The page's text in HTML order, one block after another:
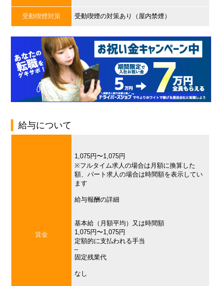
受動喫煙対策 受動喫煙の対策あり（屋内禁煙）
給与について
賃金
1,075円〜1,075円
※フルタイム求人の場合は月額に換算した
額、パート求人の場合は時間額を表示してい
ます
給与報酬の詳細
基本給（月額平均）又は時間額
1,075円〜1,075円
定額的に支払われる手当
–
固定残業代
なし